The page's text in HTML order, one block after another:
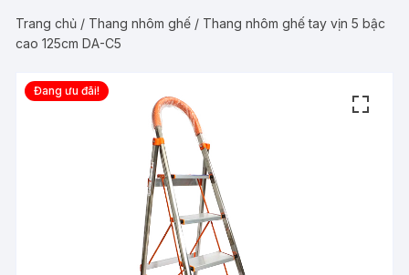
Trang chủ / Thang nhôm ghế / Thang nhôm ghế tay vịn 5 bậc
cao 125cm DA-C5
Đang ưu đãi!